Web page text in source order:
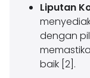
Liputan
dengan
baik [2].